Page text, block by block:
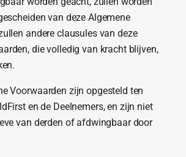
van deze Algemene
andere clausules van deze
die volledig van kracht blijven,
Voorwaarden zijn opgesteld ten
en de Deelnemers, en zijn niet
van derden of afdwingbaar door